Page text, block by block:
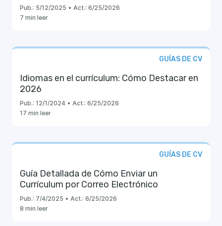
Pub.: 5/12/2025 • Act.: 6/25/2026
7 min leer
GUÍAS DE CV
Idiomas en el currículum: Cómo Destacar en
2026
Pub.: 12/1/2024 • Act.: 6/25/2026
17 min leer
GUÍAS DE CV
Guía Detallada de Cómo Enviar un
Currículum por Correo Electrónico
Pub.: 7/4/2025 • Act.: 6/25/2026
8 min leer